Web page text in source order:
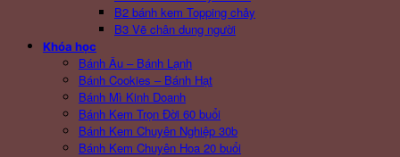
B2 bánh kem Topping chảy
B3 Vẽ chân dung người
Khóa học
Bánh Âu – Bánh Lạnh
Bánh Cookies – Bánh Hạt
Bánh Mì Kinh Doanh
Bánh Kem Trọn Đời 60 buổi
Bánh Kem Chuyên Nghiệp 30b
Bánh Kem Chuyên Hoa 20 buổi